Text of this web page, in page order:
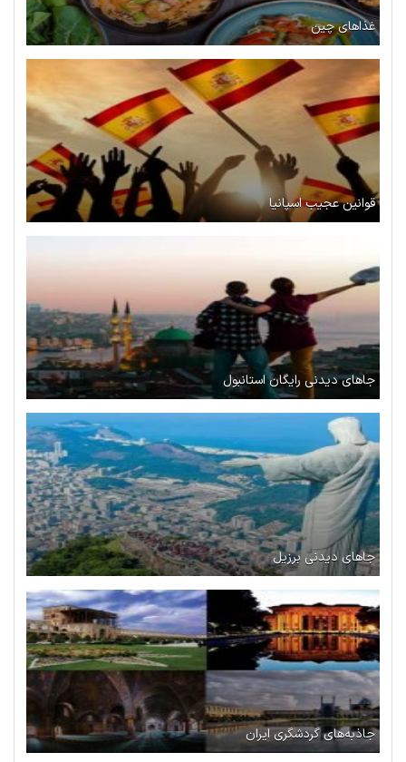
غذاهای چین
قوانین عجیب اسپانیا
جاهای دیدنی رایگان استانبول
جاهای دیدنی برزیل
جاذبه‌های گردشگری ایران